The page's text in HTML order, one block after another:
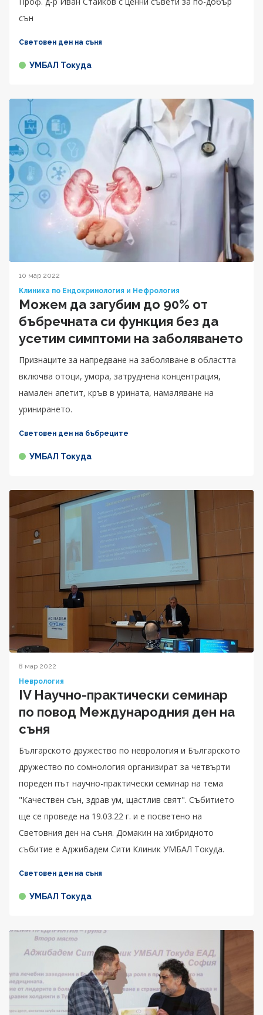
сън
Световен ден на съня
УМБАЛ Токуда
10 мар 2022
Клиника по Ендокринология и Нефрология
Можем да загубим до 90% от
бъбречната си функция без да
усетим симптоми на заболяването
Признаците за напредване на заболяване в областта
включва отоци, умора, затруднена концентрация,
намален апетит, кръв в урината, намаляване на
уринирането.
Световен ден на бъбреците
УМБАЛ Токуда
8 мар 2022
Неврология
IV Научно-практически семинар
по повод Международния ден на
съня
Българското дружество по неврология и Българското
дружество по сомнология организират за четвърти
пореден път научно-практически семинар на тема
"Качествен сън, здрав ум, щастлив свят". Събитието
ще се проведе на 19.03.22 г. и е посветено на
Световния ден на съня. Домакин на хибридното
събитие е Аджибадем Сити Клиник УМБАЛ Токуда.
Световен ден на съня
УМБАЛ Токуда